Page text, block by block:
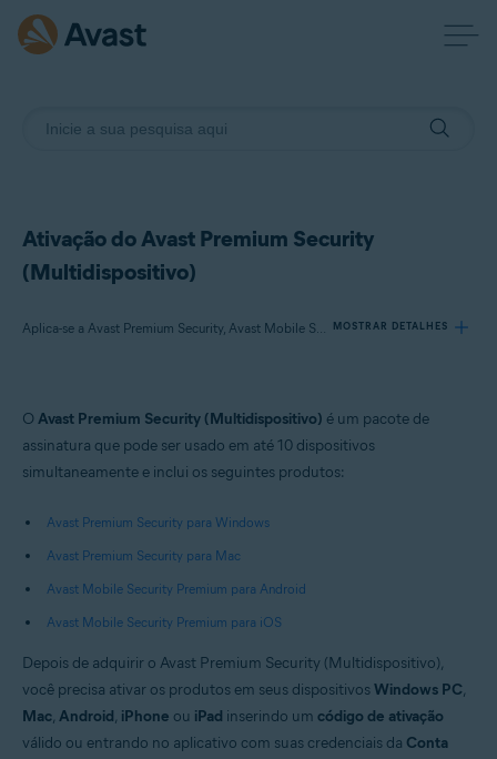
Ativação do Avast Premium Security
(Multidispositivo)
Aplica-se a Avast Premium Security, Avast Mobile Security Premium MOSTRAR DETALHES
Produtos:
Avast Premium Security
O Avast Premium Security (Multidispositivo) é um pacote de
assinatura que pode ser usado em até 10 dispositivos
simultaneamente e inclui os seguintes produtos:
Avast Premium Security para Windows
Avast Premium Security para Mac
Avast Mobile Security Premium para Android
Avast Mobile Security Premium para iOS
Depois de adquirir o Avast Premium Security (Multidispositivo),
você precisa ativar os produtos em seus dispositivosWindows PC,
Mac, Android, iPhone ou iPad inserindo um código de ativação
válido ou entrando no aplicativo com suas credenciais da Conta